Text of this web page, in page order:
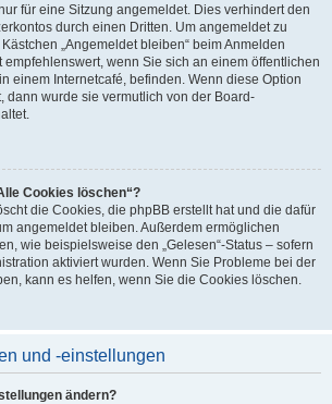
für eine Sitzung angemeldet. Dies verhindert den
durch einen Dritten. Um angemeldet zu
„Angemeldet bleiben“ beim Anmelden
wenn Sie sich an einem öffentlichen
einem Internetcafé, befinden. Wenn diese Option
dann wurde sie vermutlich von der Board-
Cookies löschen“?
die Cookies, die phpBB erstellt hat und die dafür
angemeldet bleiben. Außerdem ermöglichen
wie beispielsweise den „Gelesen“-Status – sofern
aktiviert wurden. Wenn Sie Probleme bei der
kann es helfen, wenn Sie die Cookies löschen.
und -einstellungen
ändern?